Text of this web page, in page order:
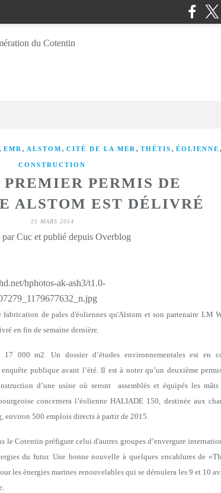
, EMR , ALSTOM , CITÉ DE LA MER , THÉTIS , ÉOLIENNE ,
CONSTRUCTION
PERMIS DE
ALSTOM EST DÉLIVRÉ
21 MARS 2014
par Cuc et publié depuis Overblog
de pales d'éoliennes qu'Alstom et son partenaire LM
en fin de semaine dernière.
000 m2. Un dossier d’études environnementales est en
publique avant l’été. Il est à noter qu’un deuxième
d’une usine où seront
assemblés et équipés les mâts
concernera l’éolienne HALIADE 150, destinée aux
environ 500 emplois directs à partir de 2015.
le Cotentin préfigure celui d'autres groupes d’envergure
du futur. Une bonne nouvelle à quelques encablures de
les énergies marines renouvelables qui se déroulera les 9 et 10